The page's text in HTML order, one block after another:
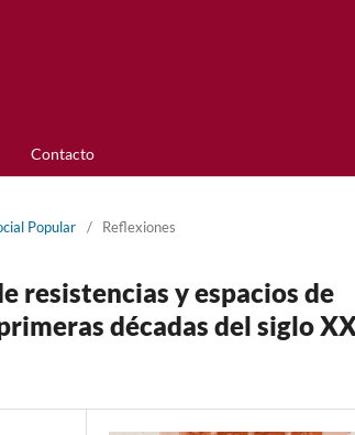
Contacto
Popular / Reflexiones
resistencias y espacios de
décadas del siglo